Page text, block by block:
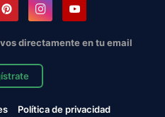
directamente en tu email
Política de privacidad